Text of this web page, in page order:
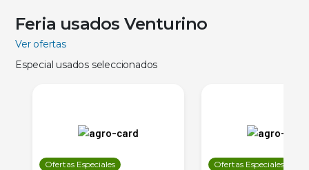
Feria usados Venturino
Ver ofertas
Especial usados seleccionados
Ofertas Especiales Ofertas Especiales